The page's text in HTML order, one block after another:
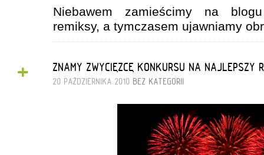
Niebawem zamieścimy na
remiksy, a tymczasem ujawniamy
+ ZNAMY ZWYCIĘZCĘ KONKURSU NA NAJLEPSZY
20 PAŹDZIERNIKA 2010 BEZ KATEGORII